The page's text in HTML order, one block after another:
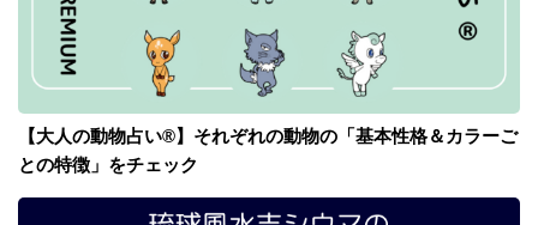
【大人の動物占い®】それぞれの動物の「基本性格＆カラーご
との特徴」をチェック